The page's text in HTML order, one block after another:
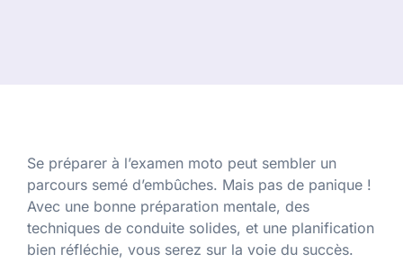
Se préparer à l’examen moto peut sembler un
parcours semé d’embûches. Mais pas de panique !
Avec une bonne préparation mentale, des
techniques de conduite solides, et une planification
bien réfléchie, vous serez sur la voie du succès.